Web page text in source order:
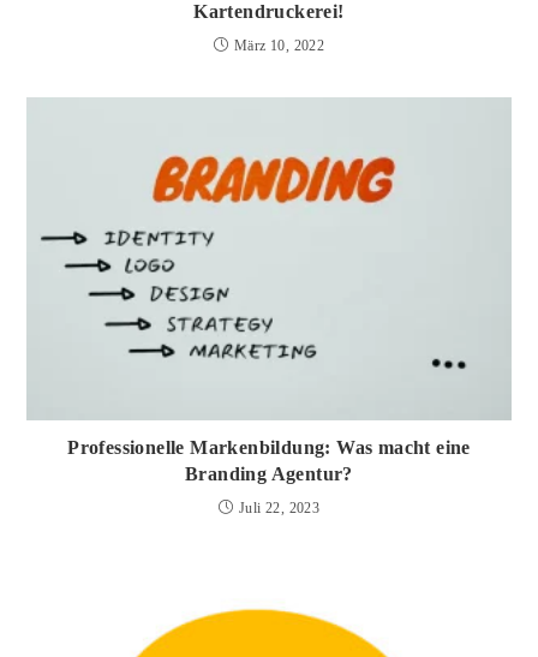
Kartendruckerei!
März 10, 2022
Professionelle Markenbildung: Was macht eine
Branding Agentur?
Juli 22, 2023